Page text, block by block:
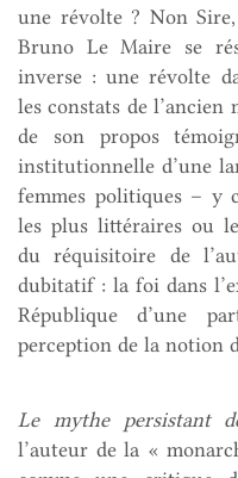
une révolte ? Non
Bruno Le Maire se
inverse : une révolte
les constats de
de son propos
institutionnelle d’une
femmes politiques – y
les plus littéraires ou
du réquisitoire de
dubitatif : la foi dans
République d’une
perception de la notion
Le mythe persistant
l’auteur de la «